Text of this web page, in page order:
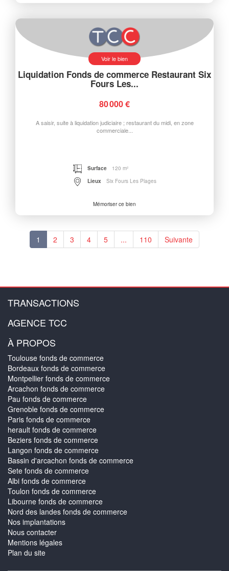
Voir le bien
Liquidation Fonds de commerce Restaurant Six
Fours Les...
80 000 €
A saisir, suite à liquidation judiciaire ; restaurant du midi, en zone
commerciale...
Surface
120 m²
Lieux
Six Fours Les Plages
Mémoriser ce bien
1 2 3 4 5 ... 110 Suivante
TRANSACTIONS
AGENCE TCC
À PROPOS
Toulouse fonds de commerce
Bordeaux fonds de commerce
Montpellier fonds de commerce
Arcachon fonds de commerce
Pau fonds de commerce
Grenoble fonds de commerce
Paris fonds de commerce
herault fonds de commerce
Beziers fonds de commerce
Langon fonds de commerce
Bassin d'arcachon fonds de commerce
Sete fonds de commerce
Albi fonds de commerce
Toulon fonds de commerce
Libourne fonds de commerce
Nord des landes fonds de commerce
Nos implantations
Nous contacter
Mentions légales
Plan du site